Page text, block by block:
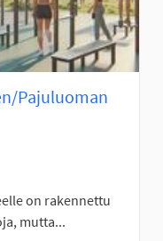
Pajuluoman
on rakennettu
mutta...